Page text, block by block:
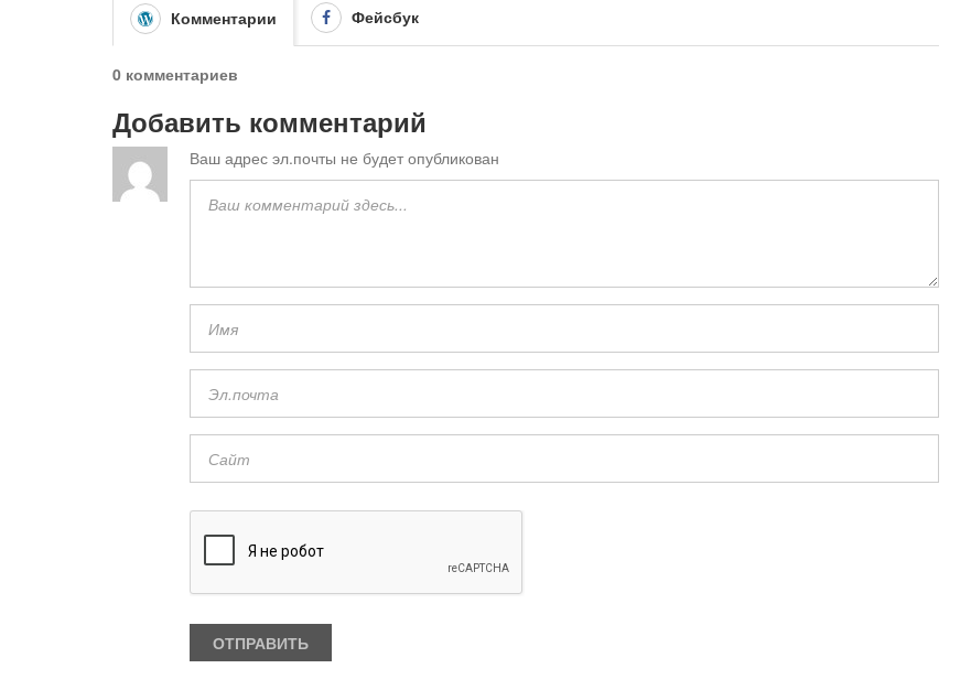
Комментарии Фейсбук
0 комментариев
Добавить комментарий
Ваш адрес эл.почты не будет опубликован